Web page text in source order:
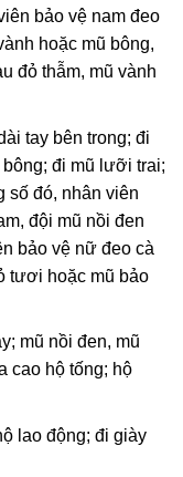
bảo vệ nam đeo
hoặc mũ bông,
đỏ thẫm, mũ vành
tay bên trong; đi
đi mũ lưỡi trai;
số đó, nhân viên
đội mũ nồi đen
bảo vệ nữ đeo cà
tươi hoặc mũ bảo
mũ nồi đen, mũ
cao hộ tống; hộ
lao động; đi giày